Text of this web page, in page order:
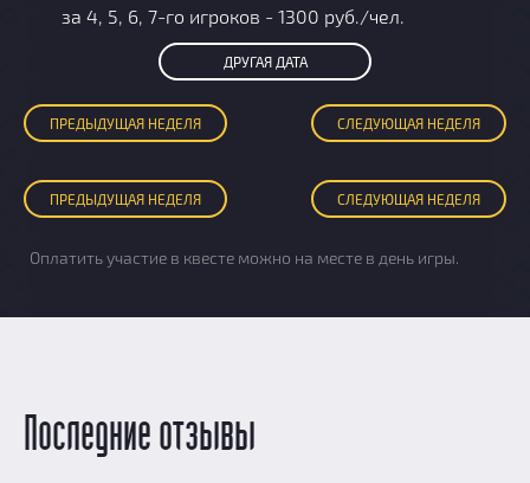
за 4, 5, 6, 7-го игроков - 1300 руб./чел.
ДРУГАЯ ДАТА
ПРЕДЫДУЩАЯ НЕДЕЛЯ СЛЕДУЮЩАЯ НЕДЕЛЯ
ПРЕДЫДУЩАЯ НЕДЕЛЯ СЛЕДУЮЩАЯ НЕДЕЛЯ
Оплатить участие в квесте можно на месте в день игры.
Последние отзывы